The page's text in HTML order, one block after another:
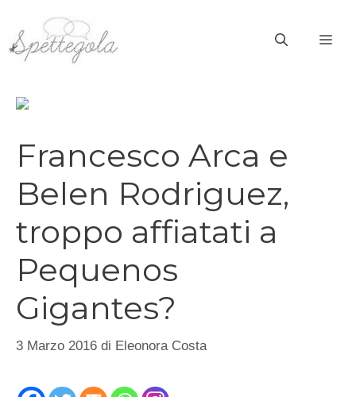
contenuto
Francesco Arca e
Belen Rodriguez,
troppo affiatati a
Pequenos
Gigantes?
3 Marzo 2016 di Eleonora Costa